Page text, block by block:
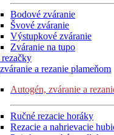
Bodové zváranie
Švové zváranie
Výstupkové zváranie
Zváranie na tupo
a rezanie plameňom
Autogén, zváranie a
Ručné rezacie horáky
Rezacie a nahrievacie